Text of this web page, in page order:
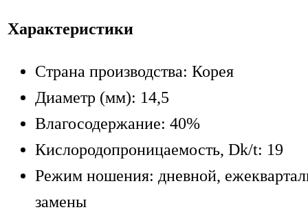
Характеристики
Страна производства: Корея
Диаметр (мм): 14,5
Влагосодержание: 40%
Кислородопроницаемость, Dk/t: 19
Режим ношения: дневной,
замены